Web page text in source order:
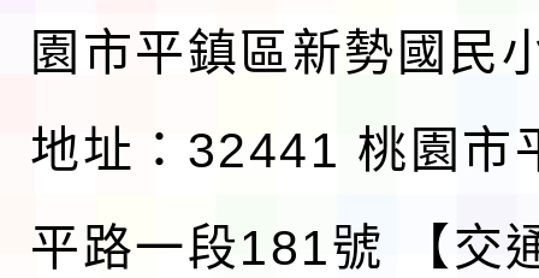
園市平鎮區新勢國民
地址：32441 桃園市
平路一段181號
【交